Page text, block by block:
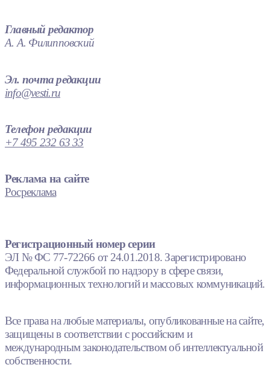
Главный редактор
А. А. Филипповский
Эл. почта редакции
info@vesti.ru
Телефон редакции
+7 495 232 63 33
Реклама на сайте
Росреклама
Регистрационный номер серии
ЭЛ № ФС 77-72266 от 24.01.2018. Зарегистрировано
Федеральной службой по надзору в сфере связи,
информационных технологий и массовых коммуникаций.
Все права на любые материалы, опубликованные на сайте,
защищены в соответствии с российским и
международным законодательством об интеллектуальной
собственности.